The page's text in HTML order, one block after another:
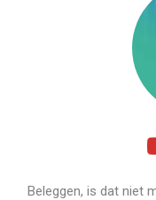
Beleggen, is dat niet